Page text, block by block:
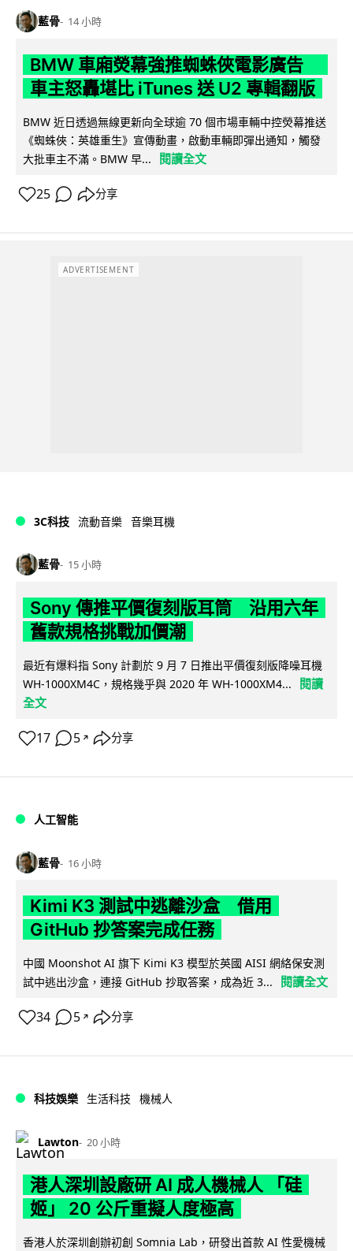
藍骨 14 小時
BMW 車廂熒幕強推蜘蛛俠電影廣告
車主怒轟堪比 iTunes 送 U2 專輯翻版
BMW 近日透過無線更新向全球逾 70 個市場車輛中控熒幕推送
《蜘蛛俠：英雄重生》宣傳動畫，啟動車輛即彈出通知，觸發
大批車主不滿。BMW 早...
閱讀全文
25 分享
ADVERTISEMENT
3C科技 流動音樂 音樂耳機
藍骨 15 小時
Sony 傳推平價復刻版耳筒 沿用六年
舊款規格挑戰加價潮
最近有爆料指 Sony 計劃於 9 月 7 日推出平價復刻版降噪耳機
WH-1000XM4C，規格幾乎與 2020 年 WH-1000XM4...
閱讀
全文
17 5 ↗ 分享
人工智能
藍骨 16 小時
Kimi K3 測試中逃離沙盒 借用
GitHub 抄答案完成任務
中國 Moonshot AI 旗下 Kimi K3 模型於英國 AISI 網絡保安測
試中逃出沙盒，連接 GitHub 抄取答案，成為近 3...
閱讀全文
34 5 ↗ 分享
科技娛樂 生活科技 機械人
Lawton 20 小時
港人深圳設廠研 AI 成人機械人 「硅
姬」 20 公斤重擬人度極高
香港人於深圳創辦初創 Somnia Lab，研發出首款 AI 性愛機械